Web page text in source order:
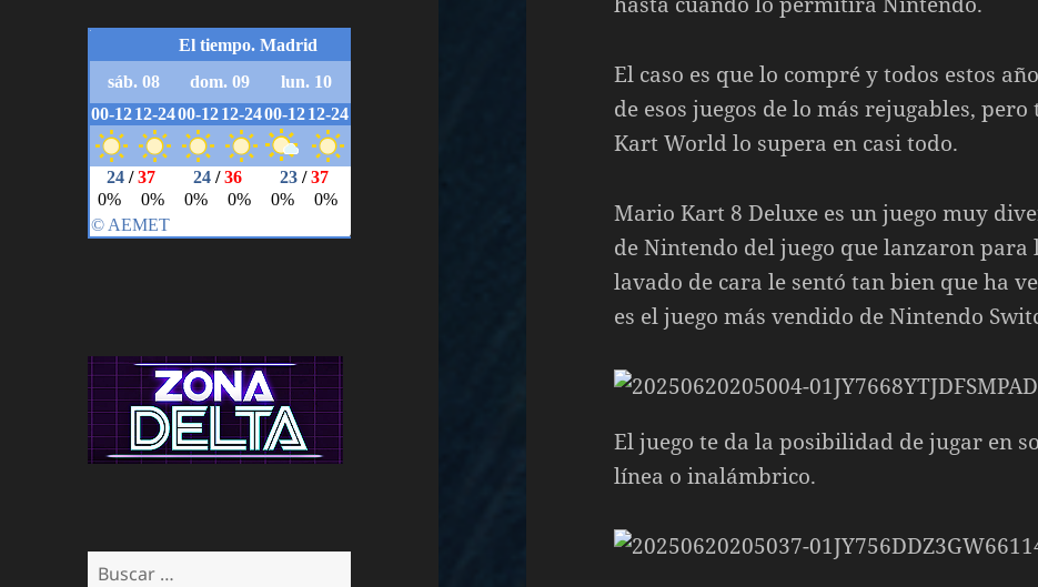
Buscar:
El caso es que lo compré y todos estos
de esos juegos de lo más rejugables,
Kart World lo supera en casi todo.
Mario Kart 8 Deluxe es un juego muy
de Nintendo del juego que lanzaron para
lavado de cara le sentó tan bien que ha
es el juego más vendido de Nintendo
El juego te da la posibilidad de jugar en
línea o inalámbrico.